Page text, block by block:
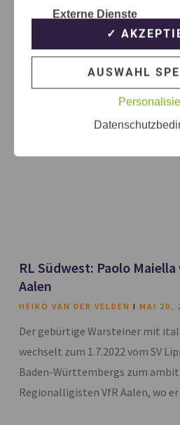
RL Südwest: Paolo
Aalen
HEIKO VAN DER VELDEN MAI 20,
Der gebürtige Warsteiner mit
wechselt zum 1.7.2022 vom SV
Baden-Württembergs zum
Regionalligisten VfR Aalen, wo er
Externe Dienste
✓
AUSWAHL